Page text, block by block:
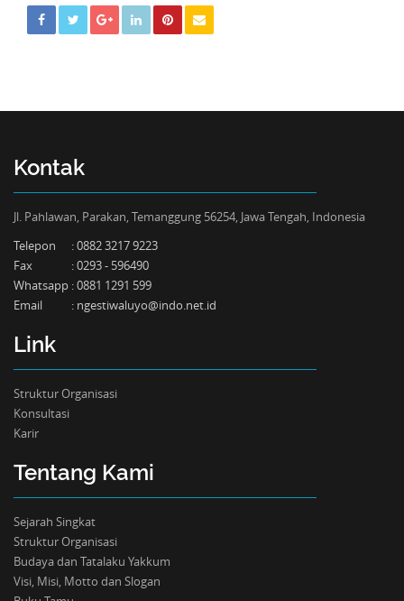
Kontak
Jl. Pahlawan, Parakan, Temanggung 56254, Jawa Tengah, Indonesia
Telepon
:0882 3217 9223
Fax
:0293 - 596490
Whatsapp :0881 1291 599
Email
: ngestiwaluyo@indo.net.id
Link
Struktur Organisasi
Konsultasi
Karir
Tentang Kami
Sejarah Singkat
Struktur Organisasi
Budaya dan Tatalaku Yakkum
Visi, Misi, Motto dan Slogan